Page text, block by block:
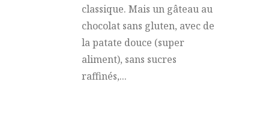
classique. Mais un gâteau au
chocolat sans gluten, avec de
la patate douce (super
aliment), sans sucres
raffinés,...